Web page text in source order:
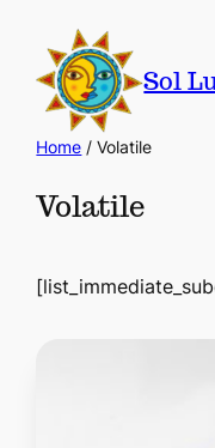
Sol
Home / Volatile
Volatile